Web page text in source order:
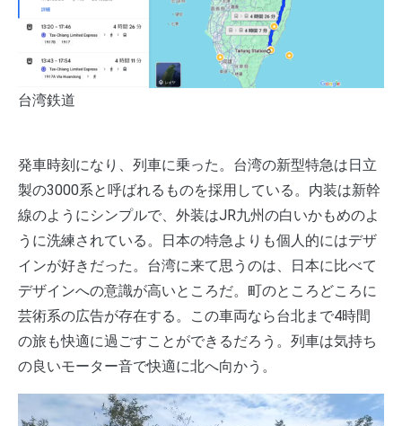
台湾鉄道
発車時刻になり、列車に乗った。台湾の新型特急は日立
製の3000系と呼ばれるものを採用している。内装は新幹
線のようにシンプルで、外装はJR九州の白いかもめのよ
うに洗練されている。日本の特急よりも個人的にはデザ
インが好きだった。台湾に来て思うのは、日本に比べて
デザインへの意識が高いところだ。町のところどころに
芸術系の広告が存在する。この車両なら台北まで4時間
の旅も快適に過ごすことができるだろう。列車は気持ち
の良いモーター音で快適に北へ向かう。